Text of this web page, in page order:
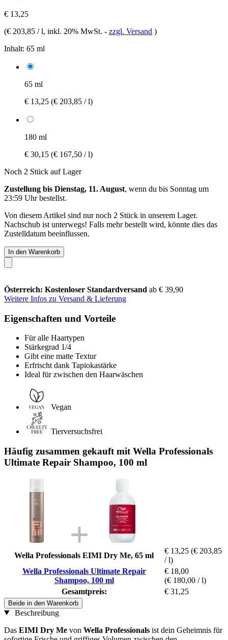
€ 13,25
(€ 203,85 / l, inkl. 20% MwSt. - zzgl. Versand )
Inhalt: 65 ml
65 ml
€ 13,25 (€ 203,85 / l)
180 ml
€ 30,15 (€ 167,50 / l)
Noch 2 Stück auf Lager
Zustellung bis Dienstag, 11. August, wenn du bis Sonntag um
23:59 Uhrbestellst.
Von diesem Artikel sind nur noch 2 Stück in unserem Lager.
Nachschub ist unterwegs! Falls mehr bestellt wird, könnte dies das
Zustelldatum beeinflussen.
In den Warenkorb
Österreich: Kostenloser Standardversand ab € 39,90
Weitere Infos zu Versand & Lieferung
Eigenschaften und Vorteile
Für alle Haartypen
Stärkegrad 1/4
Gibt eine matte Textur
Erfrischt dank Tapiokastärke
Ideal für zwischen den Haarwäschen
Vegan
Tierversuchsfrei
Häufig zusammen gekauft mit Wella Professionals
Ultimate Repair Shampoo, 100 ml
Wella Professionals EIMI Dry Me, 65 ml
€ 13,25 (€ 203,85
/ l)
Wella Professionals Ultimate Repair
Shampoo, 100 ml
€ 18,00
(€ 180,00 / l)
Gesamtpreis:
€ 31,25
Beide in den Warenkorb
Beschreibung
Das EIMI Dry Me von Wella Professionals ist dein Geheimnis für